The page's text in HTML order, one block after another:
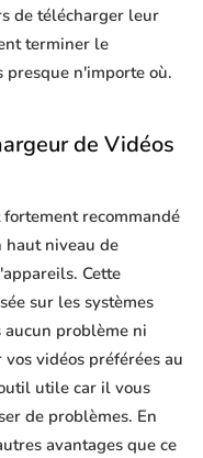
de télécharger leur
terminer le
presque n'importe où.
de Vidéos
recommandé
haut niveau de
Cette
sur les systèmes
problème ni
vidéos préférées au
utile car il vous
de problèmes. En
avantages que ce